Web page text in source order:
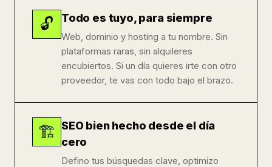
🔓 Todo es tuyo, para siempre
Web, dominio y hosting a tu nombre. Sin
plataformas raras, sin alquileres
encubiertos. Si un día quieres irte con otro
proveedor, te vas con todo bajo el brazo.
🏗️ SEO bien hecho desde el día
cero
Defino tus búsquedas clave, optimizo